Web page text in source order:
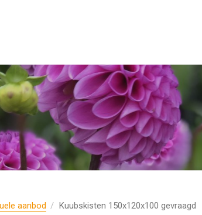
aanbod Kuubskisten 150x120x100 gevraagd